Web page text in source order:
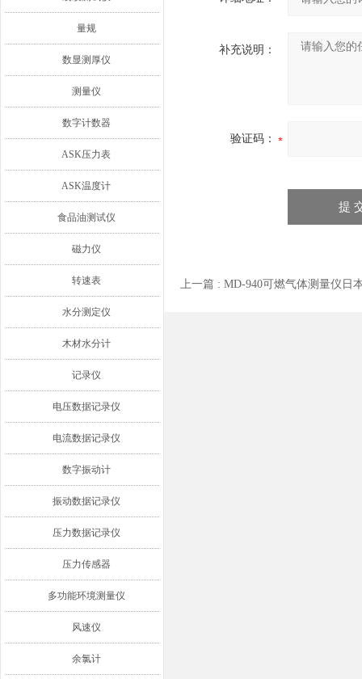
量规
数显测厚仪
测量仪
数字计数器
ASK压力表
ASK温度计
食品油测试仪
磁力仪
转速表
水分测定仪
木材水分计
记录仪
电压数据记录仪
电流数据记录仪
数字振动计
振动数据记录仪
压力数据记录仪
压力传感器
多功能环境测量仪
风速仪
余氯计
补充说明：
验证码：
上一篇 : MD-940可燃气体测量仪日